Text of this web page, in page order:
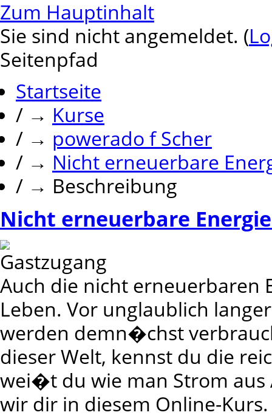
Zum Hauptinhalt
Sie sind nicht angemeldet. (
Seitenpfad
Startseite
/ → Kurse
/ → powerado f Scher
/ → Nicht erneuerbare
/ → Beschreibung
Nicht erneuerbare
Auch die nicht
Leben. Vor unglaublich
werden demn�chst
dieser Welt, kennst du die
wei�t du wie man Strom aus
wir dir in diesem Online-Kurs.